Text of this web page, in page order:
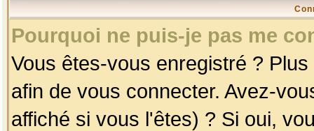
Pourquoi ne puis-je pas me
Vous êtes-vous enregistré ?
afin de vous connecter. Avez-
affiché si vous l'êtes) ? Si oui,